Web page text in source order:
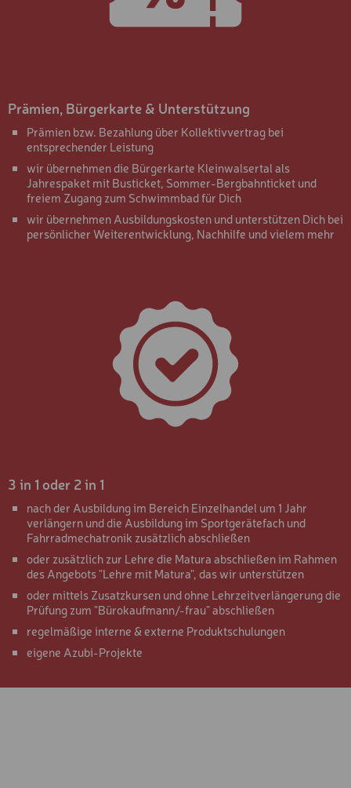
SAFETY-PAKET
SKI- UND SCHUHDEPOT
SKIKURS-PACKAGE 3
5 BIS 11 JAHRE
SKIKURS-PACKAGE 5
SKIKURS-PACKAGE 3
12 BIS 15 JAHRE
SKIKURS-PACKAGE 5
12 BIS 15 JAHRE
SKIKURS-PACKAGE 6
12 BIS 15 JAHRE
STANDARD SERVICE
LANGLAUF SKATING
STANDARD SERVICE
LANGLAUF KLASSISCH
TOP SERVICE BOARD
STANDARD SERVICE
NACHTSKIFAHRKARTE
Prämien, Bürgerkarte & Unterstützung
Prämien bzw. Bezahlung über Kollektivvertrag bei
entsprechender Leistung
wir übernehmen die Bürgerkarte Kleinwalsertal als
Jahrespaket mit Busticket, Sommer-Bergbahnticket und
freiem Zugang zum Schwimmbad für Dich
wir übernehmen Ausbildungskosten und unterstützen Dich bei
persönlicher Weiterentwicklung, Nachhilfe und vielem mehr
3 in 1 oder 2 in 1
nach der Ausbildung im Bereich Einzelhandel um 1 Jahr
verlängern und die Ausbildung im Sportgerätefach und
Fahrradmechatronik zusätzlich abschließen
oder zusätzlich zur Lehre die Matura abschließen im Rahmen
des Angebots "Lehre mit Matura", das wir unterstützen
oder mittels Zusatzkursen und ohne Lehrzeitverlängerung die
Prüfung zum "Bürokaufmann/-frau" abschließen
regelmäßige interne & externe Produktschulungen
eigene Azubi-Projekte